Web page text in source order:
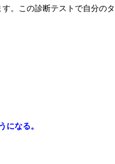
。
この診断テストで自分の
になる。